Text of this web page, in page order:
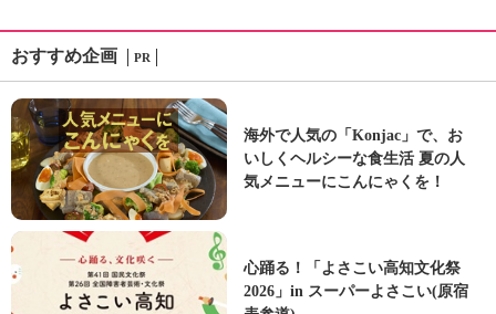
おすすめ企画 PR
海外で人気の「Konjac」で、お
いしくヘルシーな食生活 夏の人
気メニューにこんにゃくを！
心踊る！「よさこい高知文化祭
2026」in スーパーよさこい(原宿